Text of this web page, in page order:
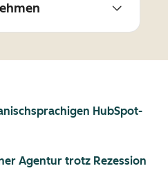
HubSpot-
Agentur trotz Rezession